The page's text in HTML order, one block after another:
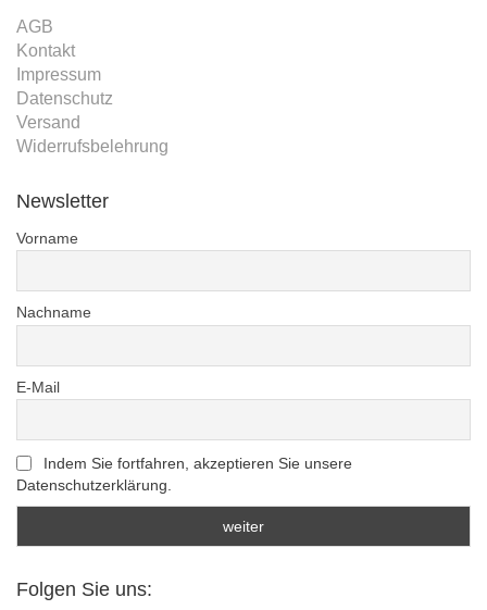
AGB
Kontakt
Impressum
Datenschutz
Versand
Widerrufsbelehrung
Newsletter
Vorname
Nachname
E-Mail
Indem Sie fortfahren, akzeptieren Sie unsere
Datenschutzerklärung.
Folgen Sie uns: